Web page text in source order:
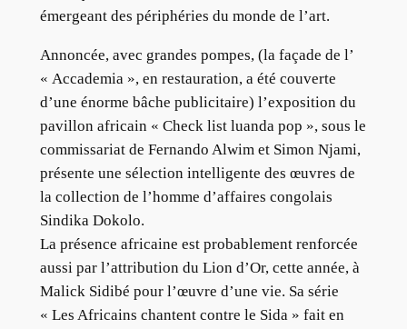
émergeant des périphéries du monde de l’art.
Annoncée, avec grandes pompes, (la façade de l’
« Accademia », en restauration, a été couverte
d’une énorme bâche publicitaire) l’exposition du
pavillon africain « Check list luanda pop », sous le
commissariat de Fernando Alwim et Simon Njami,
présente une sélection intelligente des œuvres de
la collection de l’homme d’affaires congolais
Sindika Dokolo.
La présence africaine est probablement renforcée
aussi par l’attribution du Lion d’Or, cette année, à
Malick Sidibé pour l’œuvre d’une vie. Sa série
« Les Africains chantent contre le Sida » fait en